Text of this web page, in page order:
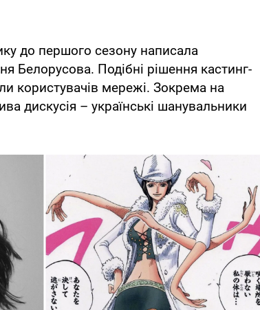
до першого сезону написала
Белорусова. Подібні рішення кастинг-
користувачів мережі. Зокрема на
дискусія – українські шанувальники